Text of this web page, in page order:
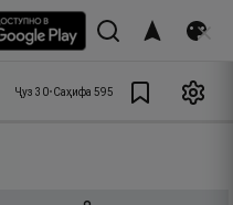
Ҷуз 30•Саҳифа 595